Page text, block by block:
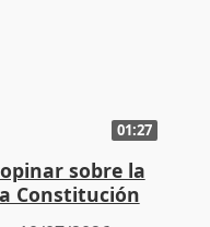
01:27
sobre la
Constitución